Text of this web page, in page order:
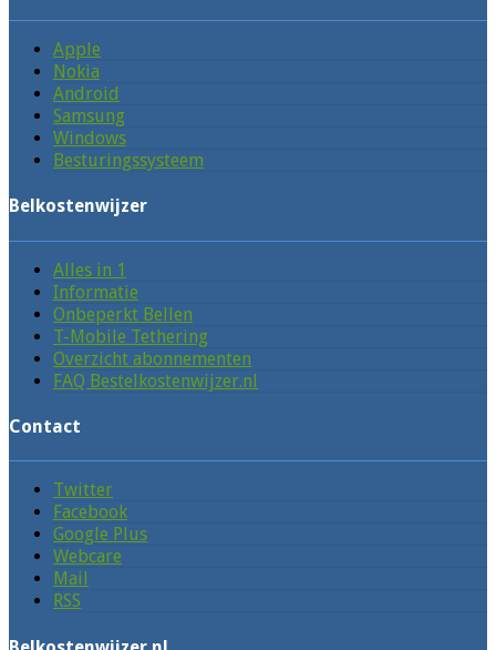
Apple
Nokia
Android
Samsung
Windows
Besturingssysteem
Belkostenwijzer
Alles in 1
Informatie
Onbeperkt Bellen
T-Mobile Tethering
Overzicht abonnementen
FAQ Bestelkostenwijzer.nl
Contact
Twitter
Facebook
Google Plus
Webcare
Mail
RSS